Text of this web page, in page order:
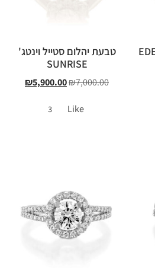
טבעת יהלום סטייל וינטג'
SUNRISE
₪7,000.00
₪5,900.00
Like
3